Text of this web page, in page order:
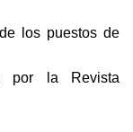
los puestos de
por la Revista